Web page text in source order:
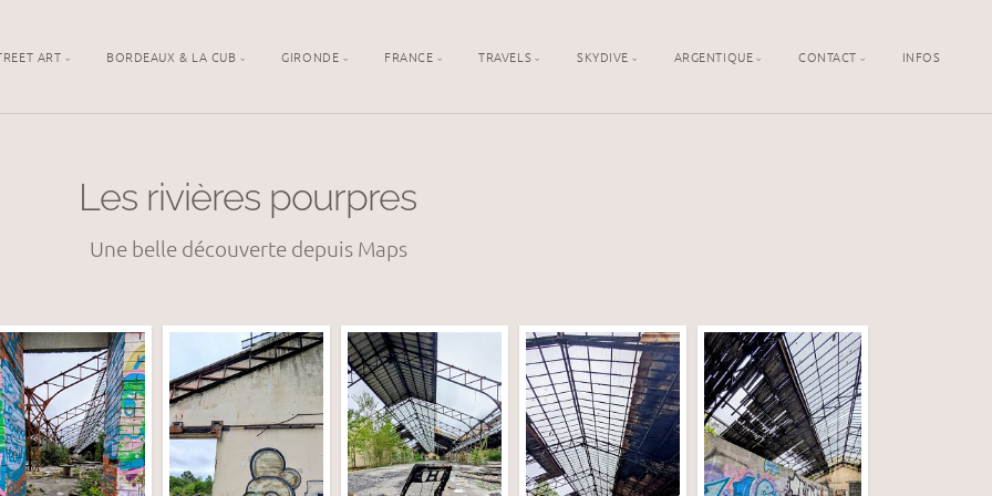
ART BORDEAUX & LA CUB GIRONDE FRANCE TRAVELS SKYDIVE ARGENTIQUE CONTACT INFOS
Les rivières pourpres
Une belle découverte depuis Maps